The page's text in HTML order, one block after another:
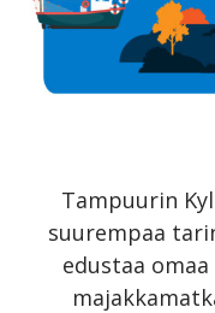
Tampuurin
suurempaa
edustaa